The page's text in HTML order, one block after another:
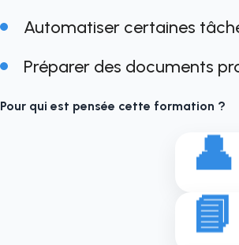
Automatiser certaines
Préparer des documents
Pour qui est pensée cette formation ?
👤
📘